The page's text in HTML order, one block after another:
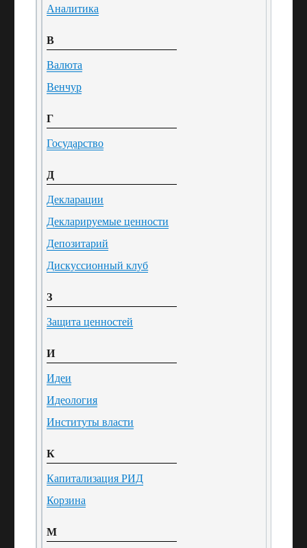
Аналитика
В
Валюта
Венчур
Г
Государство
Д
Декларации
Декларируемые ценности
Депозитарий
Дискуссионный клуб
З
Защита ценностей
И
Идеи
Идеология
Институты власти
К
Капитализация РИД
Корзина
М